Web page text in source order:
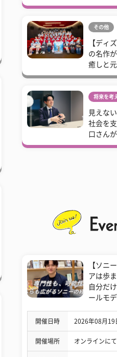
その他
【ディ
の名作
癒しと元
将来を考
見えな
社会を
口さん
【ソニ
アは歩
自分だ
ールモ
開催日時 2026年08月19
開催場所 オンラインに